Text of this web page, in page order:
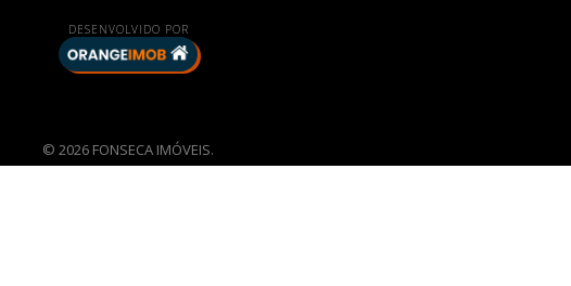
DESENVOLVIDO POR
© 2026 FONSECA IMÓVEIS.